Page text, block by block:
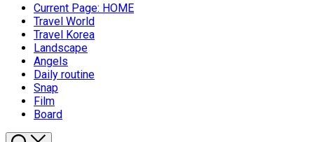
Current Page: HOME
Travel World
Travel Korea
Landscape
Angels
Daily routine
Snap
Film
Board